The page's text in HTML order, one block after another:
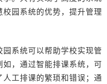
园系统的优势，提升管理
系统可以帮助学校实现管
，通过智能排课系统，可
工排课的繁琐和错误；通